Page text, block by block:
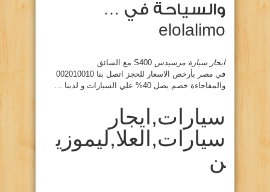
والسياحة في …
elolalimo
ايجار سيارة مرسيدس
S400 مع السائق
في مصر
بأرخص الاسعار للحجز اتصل بنا 002010010
والمفاجاءة خصم يصل 40% علي السيارات و لدينا …
سيارات,ايجار
سيارات,العلا,ليموزي
ن